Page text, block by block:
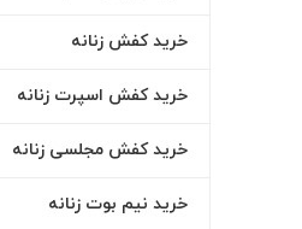
خرید کفش زنانه
خرید کفش اسپرت زنانه
خرید کفش مجلسی زنانه
خرید نیم بوت زنانه